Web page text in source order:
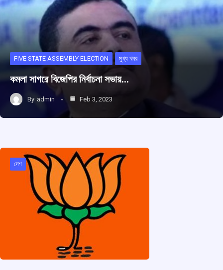
FIVE STATE ASSEMBLY ELECTION মুখ্য খবর
কমলা সাগরে বিজেপির নির্বাচনা সভায়…
By admin Feb 3, 2023
দেশ